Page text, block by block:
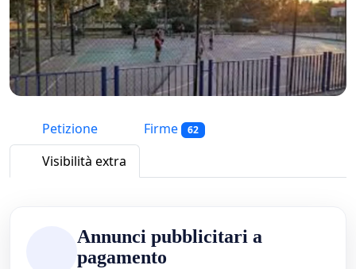
Petizione Firme 62
Visibilità extra
Annunci pubblicitari a
pagamento